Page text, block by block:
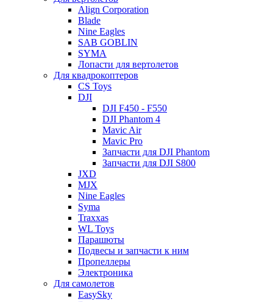
Align Corporation
Blade
Nine Eagles
SAB GOBLIN
SYMA
Лопасти для вертолетов
Для квадрокоптеров
CS Toys
DJI
DJI F450 - F550
DJI Phantom 4
Mavic Air
Mavic Pro
Запчасти для DJI Phantom
Запчасти для DJI S800
JXD
MJX
Nine Eagles
Syma
Traxxas
WL Toys
Парашюты
Подвесы и запчасти к ним
Пропеллеры
Электроника
Для самолетов
EasySky